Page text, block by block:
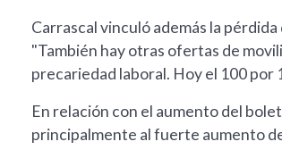
Carrascal vinculó además la
"También hay otras ofertas de
precariedad laboral. Hoy el 100 por
En relación con el aumento del
principalmente al fuerte aumento